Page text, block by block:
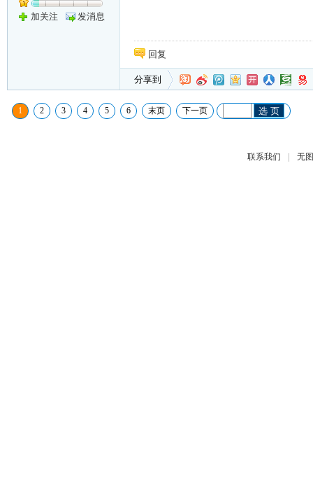
加关注 发消息
回复
分享到
1 2 3 4 5 6 末页 下一页 选 页
联系我们 | 无